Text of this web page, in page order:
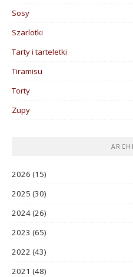
Sosy
Szarlotki
Tarty i tarteletki
Tiramisu
Torty
Zupy
2026 (15)
2025 (30)
2024(26)
2023 (65)
2022 (43)
2021 (48)